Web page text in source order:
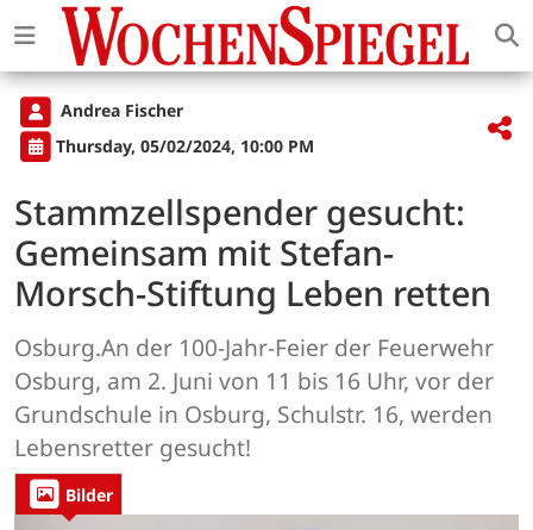
Andrea Fischer
Thursday, 05/02/2024, 10:00 PM
Stammzellspender gesucht:
Gemeinsam mit Stefan-
Morsch-Stiftung Leben retten
Osburg.An der 100-Jahr-Feier der Feuerwehr
Osburg, am 2. Juni von 11 bis 16 Uhr, vor der
Grundschule in Osburg, Schulstr. 16, werden
Lebensretter gesucht!
Bilder